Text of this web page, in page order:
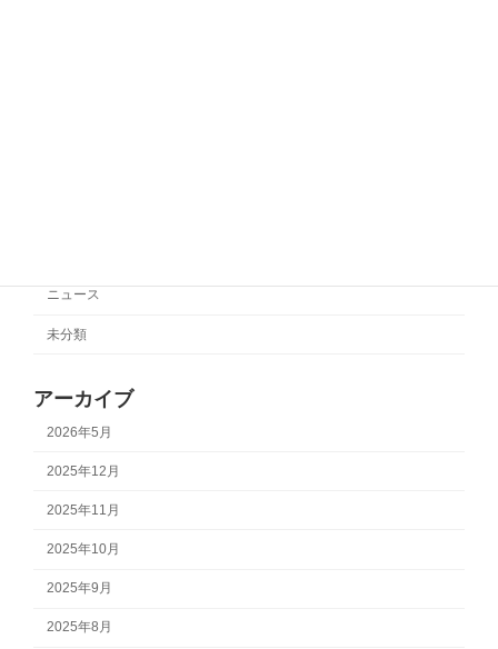
ニュース
未分類
アーカイブ
2026年5月
2025年12月
2025年11月
2025年10月
2025年9月
2025年8月